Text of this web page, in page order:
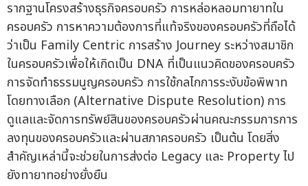
รากฐานโครงสร้างธุรกิจครอบครัว การหล่อหลอมทายาทใน
ครอบครัว การหาความต้องการที่แท้จริงของครอบครัวที่ถือได้
ว่าเป็น Family Centric การสร้าง Journey ระหว่างสมาชิก
ในครอบครัวเพื่อให้เกิดเป็น DNA ที่เป็นแนวคิดของครอบครัว
การจัดทำธรรมนูญครอบครัว การใช้กลไกการระงับข้อพิพาท
โดยทางเลือก (Alternative Dispute Resolution) การ
ดูแลและจัดการทรัพย์สินของครอบครัวผ่านคณะกรรมการการ
ลงทุนของครอบครัวและผ่านสภาครอบครัว เป็นต้น โดยสิ่ง
สำคัญเหล่านี้จะช่วยในการส่งต่อ Legacy และ Property ไป
ยังทายาทอย่างยั่งยืน